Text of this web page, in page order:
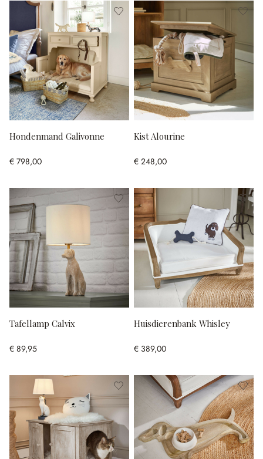
Hondenmand Galivonne
€ 798,00
Kist Alourine
€ 248,00
Tafellamp Calvix
€ 89,95
Huisdierenbank Whisley
€ 389,00